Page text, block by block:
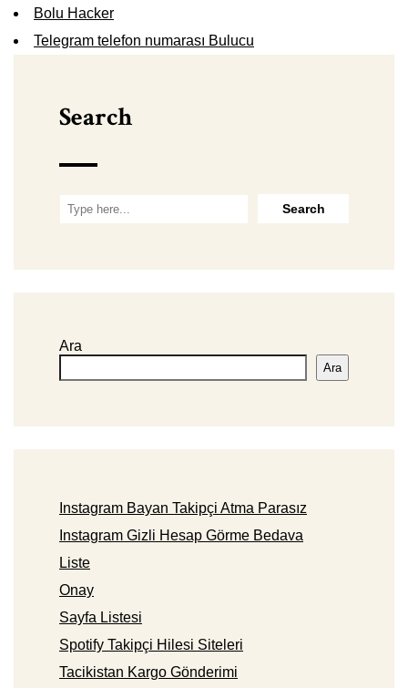
Bolu Hacker
Telegram telefon numarası Bulucu
Search
Ara
Ara
Instagram Bayan Takipçi Atma Parasız
Instagram Gizli Hesap Görme Bedava
Liste
Onay
Sayfa Listesi
Spotify Takipçi Hilesi Siteleri
Tacikistan Kargo Gönderimi